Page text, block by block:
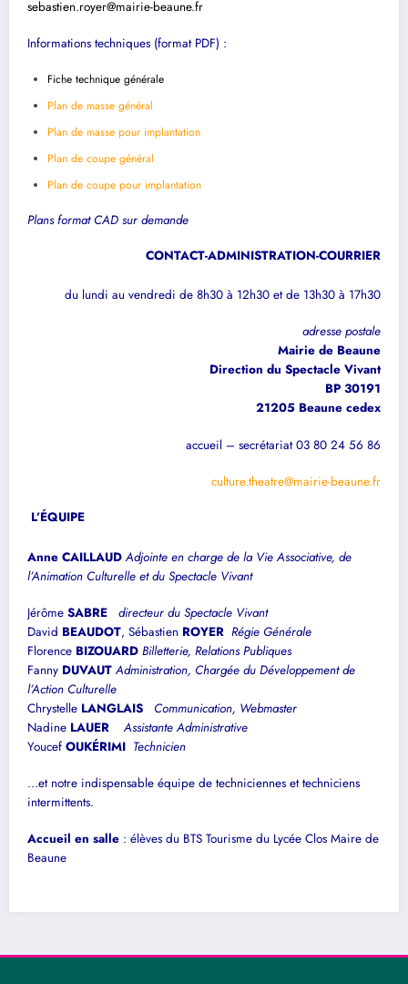
sebastien.royer@mairie-beaune.fr
Informations techniques (format PDF) :
Fiche technique générale
Plan de masse général
Plan de masse pour implantation
Plan de coupe général
Plan de coupe pour implantation
Plans format CAD sur demande
CONTACT-ADMINISTRATION-COURRIER
du lundi au vendredi de 8h30 à 12h30 et de 13h30 à 17h30
adresse postale
Mairie de Beaune
Direction du Spectacle Vivant
BP 30191
21205 Beaune cedex
accueil – secrétariat 03 80 24 56 86
culture.theatre@mairie-beaune.fr
L’ÉQUIPE
Anne CAILLAUD Adjointe en charge de la Vie Associative, de
l’Animation Culturelle et du Spectacle Vivant
Jérôme SABRE
directeur du Spectacle Vivant
David BEAUDOT, Sébastien ROYER Régie Générale
Florence BIZOUARD Billetterie, Relations Publiques
Fanny DUVAUT Administration, Chargée du Développement de
l’Action Culturelle
Chrystelle LANGLAIS
Communication, Webmaster
Nadine LAUER
Assistante Administrative
Youcef OUKÉRIMI Technicien
…et notre indispensable équipe de techniciennes et techniciens
intermittents.
Accueil en salle : élèves du BTS Tourisme du Lycée Clos Maire de
Beaune